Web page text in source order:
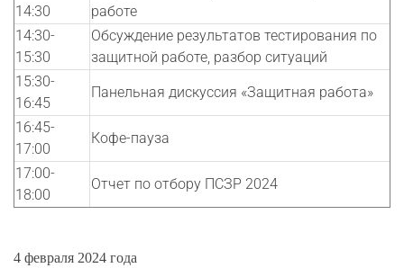
14:30
работе
14:30-
15:30
Обсуждение результатов тестирования по
защитной работе, разбор ситуаций
15:30-
16:45
Панельная дискуссия «Защитная работа»
16:45-
17:00
Кофе-пауза
17:00-
18:00
Отчет по отбору ПСЗР 2024
4 февраля 2024 года